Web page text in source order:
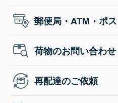
郵便局・ATM・ポ
荷物のお問い合わせ
再配達のご依頼